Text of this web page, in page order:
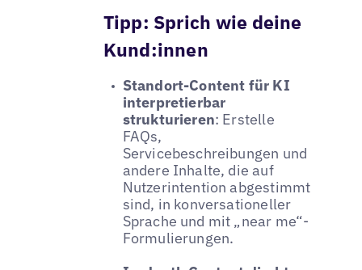
Tipp: Sprich wie deine
Kund:innen
Standort-Content für KI
interpretierbar
strukturieren: Erstelle
FAQs,
Servicebeschreibungen und
andere Inhalte, die auf
Nutzerintention abgestimmt
sind, in konversationeller
Sprache und mit „near me“-
Formulierungen.